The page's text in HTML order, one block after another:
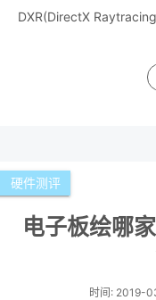
DXR(DirectX
硬件测评
电子板绘哪
时间: 2019-